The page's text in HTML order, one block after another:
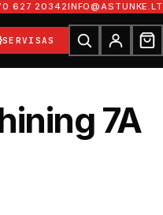
627 20342INFO@ASTUNKE.LT
SERVISAS
7A